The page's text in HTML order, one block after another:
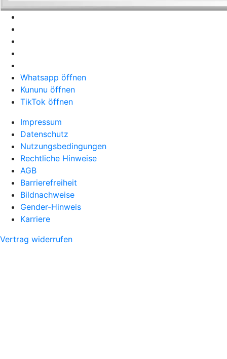
Whatsapp öffnen
Kununu öffnen
TikTok öffnen
Impressum
Datenschutz
Nutzungsbedingungen
Rechtliche Hinweise
AGB
Barrierefreiheit
Bildnachweise
Gender-Hinweis
Karriere
Vertrag widerrufen